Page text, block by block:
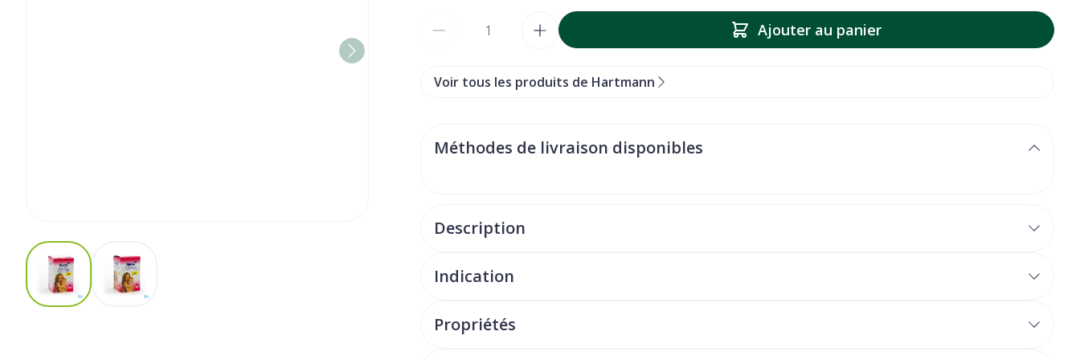
View larger image
Ajouter au panier
Voir tous les produits de Hartmann
Méthodes de livraison disponibles
Description
Indication
Propriétés